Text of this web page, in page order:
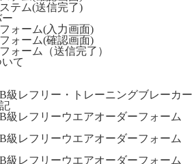
テム(送信完了)
ー
ォーム(入力画面)
ォーム(確認画面)
ォーム（送信完了）
て
級レフリー・トレーニングブレーカー
級レフリーウエアオーダーフォーム
級レフリーウエアオーダーフォーム
級レフリーウエアオーダーフォーム